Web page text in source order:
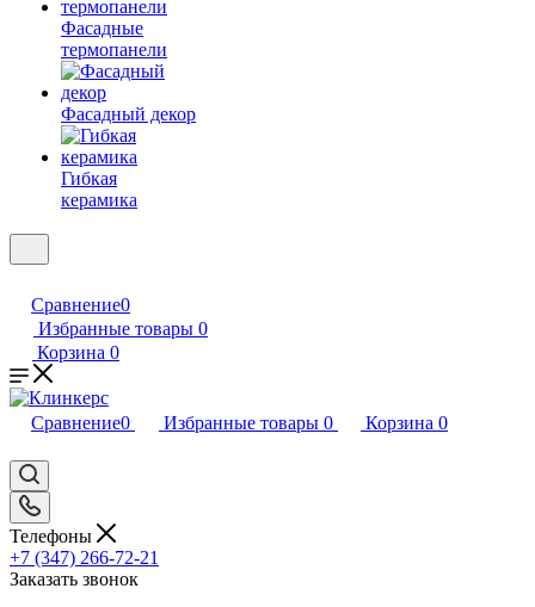
Фасадные
термопанели
Фасадный декор
Гибкая
керамика
Сравнение0
Избранные товары 0
Корзина 0
Сравнение0 Избранные товары 0 Корзина 0
Телефоны
+7 (347) 266-72-21
Заказать звонок